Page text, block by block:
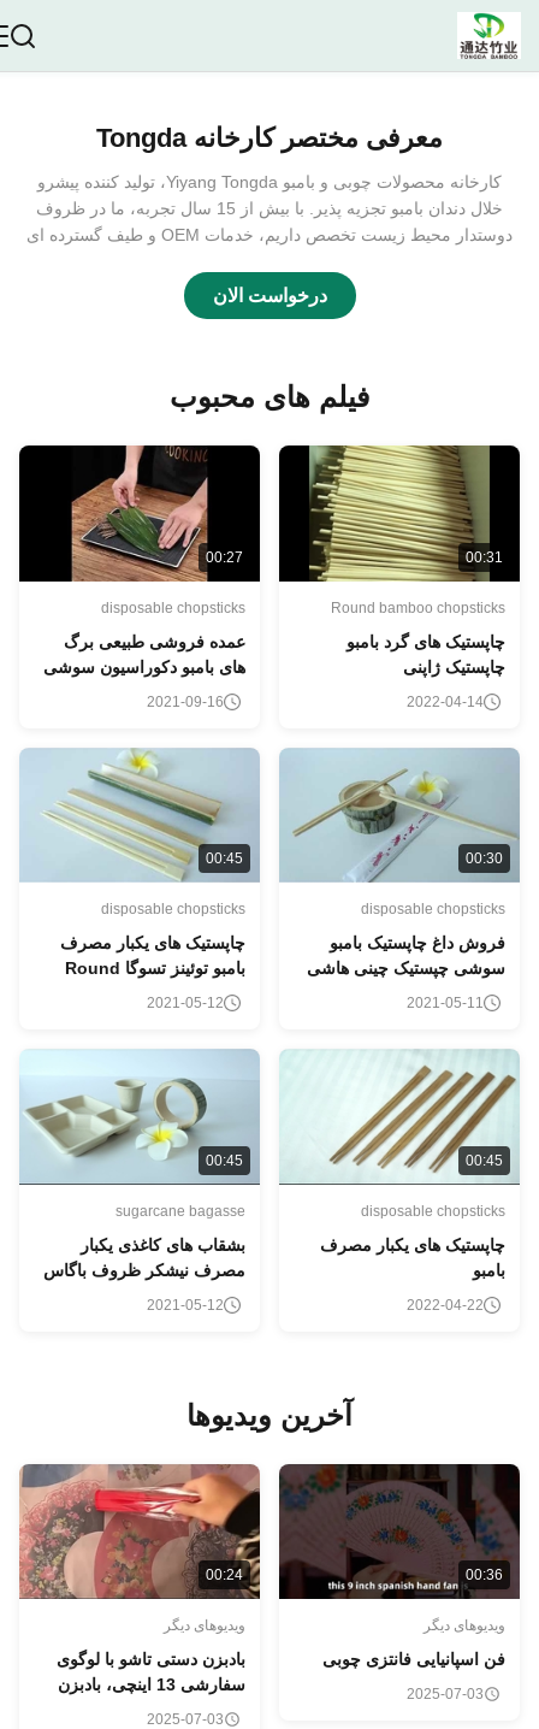
معرفی مختصر کارخانه Tongda
کارخانه محصولات چوبی و بامبو Yiyang Tongda، تولید کننده پیشرو
خلال دندان بامبو تجزیه پذیر. با بیش از 15 سال تجربه، ما در ظروف
دوستدار محیط زیست تخصص داریم، خدمات OEM و طیف گسترده ای
مناسب است. برای راه حل های پایدار با ما تماس بگیرید!
درخواست الان
فیلم های محبوب
Round bamboo
های گرد بامبو
ژاپنی
2022-04-14
disposable chopsticks
عمده فروشی طبیعی برگ
های بامبو دکوراسیون سوشی
غذا در اندازه بزرگ
2021-09-16
disposable
داغ چاپستیک بامبو
چپستیک چینی هاشی
2021-05-11
disposable chopsticks
چاپستیک های یکبار مصرف
بامبو توئینز تسوگا Round
2021-05-12
disposable
های یکبار مصرف
2022-04-22
sugarcane bagasse
بشقاب های کاغذی یکبار
مصرف نیشکر ظروف باگاس
طبیعی ظروف زیست تخریب
2021-05-12
آخرین ویدیوها
دیگر
اسپانیایی فانتزی چوبی
2025-07-03
00:24
ویدیوهای دیگر
بادبزن دستی تاشو با لوگوی
سفارشی 13 اینچی، بادبزن
دستی بامبو تاشو بزرگ،
2025-07-03